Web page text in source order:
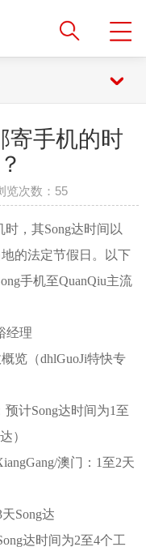
寄手机的时
次数： 55
，其Song达时间以
的法定节假日。以下
手机至QuanQiu主流
经理
览（dhlGuoJi特快专
计Song达时间为1至
）
澳门：1至2天
Song达
达时间为2至4个工